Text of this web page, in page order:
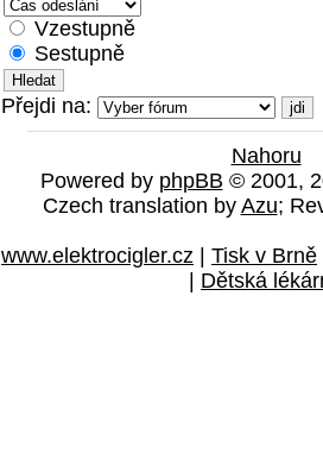
Vzestupně
Sestupně
Přejdi na:
Nahoru
Powered by phpBB © 2001,
Czech translation by Azu;
www.elektrocigler.cz Tisk v Brně
Dětská